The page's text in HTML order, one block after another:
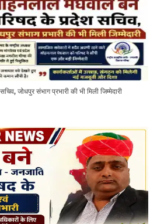
जोधपुर संभाग प्रभारी की भी मिली जिम्मेदारी